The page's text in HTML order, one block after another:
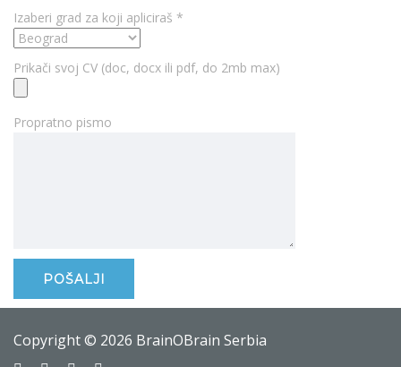
Izaberi grad za koji apliciraš *
Prikači svoj CV (doc, docx ili pdf, do 2mb max)
Propratno pismo
Copyright © 2026 BrainOBrain Serbia